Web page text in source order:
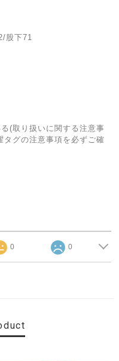
股下71
(取り扱いに関する注意事
タグの注意事項を必ずご確
0 0